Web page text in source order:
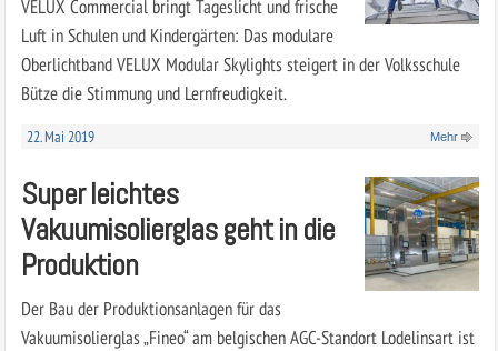
VELUX Commercial bringt Tageslicht und frische
Luft in Schulen und Kindergärten: Das modulare
Oberlichtband VELUX Modular Skylights steigert in der Volksschule
Bütze die Stimmung und Lernfreudigkeit.
22. Mai 2019 Mehr
Super leichtes
Vakuumisolierglas geht in die
Produktion
Der Bau der Produktionsanlagen für das
Vakuumisolierglas „Fineo“ am belgischen AGC-Standort Lodelinsart ist